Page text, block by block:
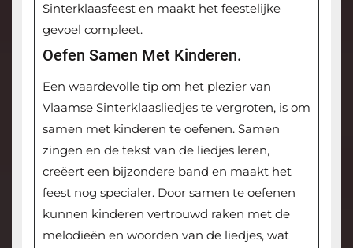
Sinterklaasfeest en maakt het feestelijke
gevoel compleet.
Oefen Samen Met Kinderen.
Een waardevolle tip om het plezier van
Vlaamse Sinterklaasliedjes te vergroten, is om
samen met kinderen te oefenen. Samen
zingen en de tekst van de liedjes leren,
creëert een bijzondere band en maakt het
feest nog specialer. Door samen te oefenen
kunnen kinderen vertrouwd raken met de
melodieën en woorden van de liedjes, wat